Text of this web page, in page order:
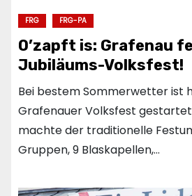
FRG FRG-PA
O’zapft is: Grafenau
Jubiläums-Volksfest!
Bei bestem Sommerwetter ist
Grafenauer Volksfest
machte der traditionelle
Gruppen, 9 Blaskapellen,…